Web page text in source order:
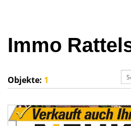
Immo
Objekte: 1